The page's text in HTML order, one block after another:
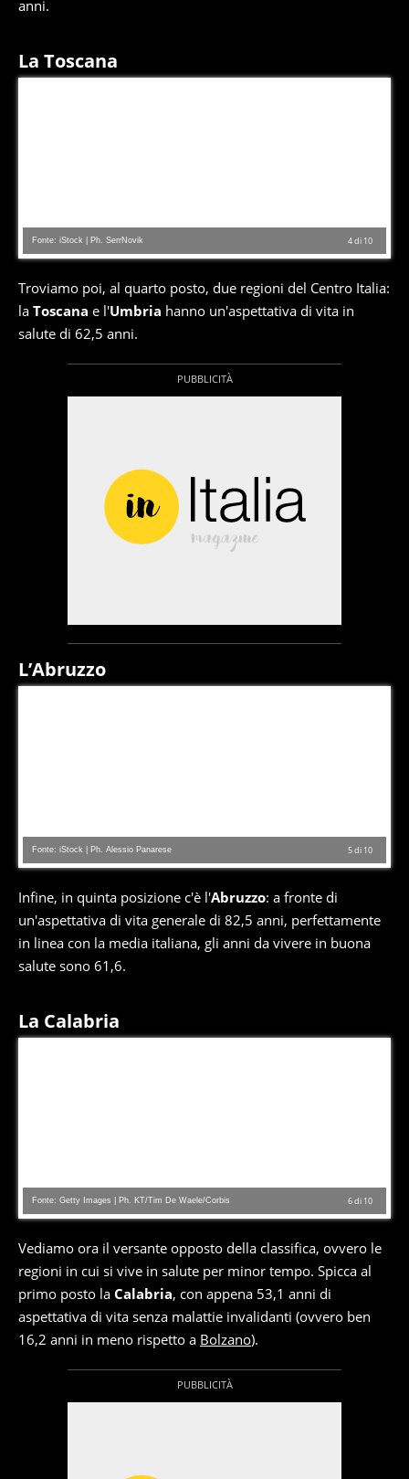
anni.
La Toscana
4di 10
Fonte: iStock | Ph. SerrNovik
Troviamo poi, al quarto posto, due regioni del Centro Italia:
la Toscana e l'Umbria hanno un'aspettativa di vita in
salute di 62,5 anni.
L’Abruzzo
5di 10
Fonte: iStock | Ph. Alessio Panarese
Infine, in quinta posizione c'è l'Abruzzo: a fronte di
un'aspettativa di vita generale di 82,5 anni, perfettamente
in linea con la media italiana, gli anni da vivere in buona
salute sono 61,6.
La Calabria
6di 10
Fonte: Getty Images | Ph. KT/Tim De Waele/Corbis
Vediamo ora il versante opposto della classifica, ovvero le
regioni in cui si vive in salute per minor tempo. Spicca al
primo posto la Calabria, con appena 53,1 anni di
aspettativa di vita senza malattie invalidanti (ovvero ben
16,2 anni in meno rispetto a Bolzano).